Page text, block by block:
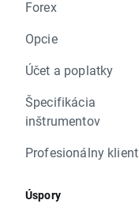
Forex
Opcie
Účet a poplatky
Špecifikácia
inštrumentov
Profesionálny klient
Úspory